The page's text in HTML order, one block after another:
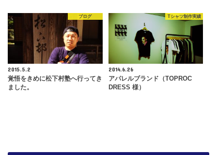
ブログ
2015.5.2
覚悟をきめに松下村塾へ行ってき
ました。
Tシャツ制作実績
2014.6.26
アパレルブランド（TOPROC
DRESS 様）